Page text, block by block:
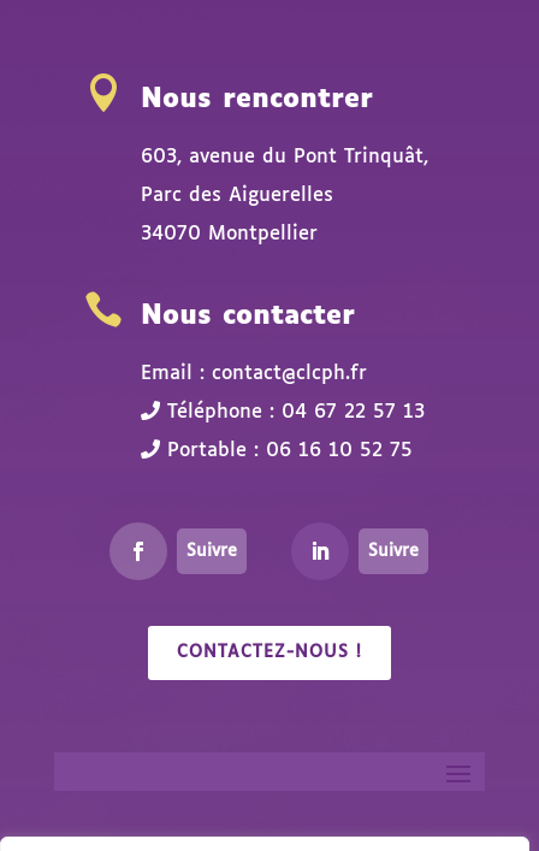
 Nous rencontrer
603, avenue du Pont Trinquât,
Parc des Aiguerelles
34070 Montpellier
 Nous contacter
Email : contact@clcph.fr
Téléphone : 04 67 22 57 13
Portable : 06 16 10 52 75
Suivre Suivre
CONTACTEZ-NOUS !